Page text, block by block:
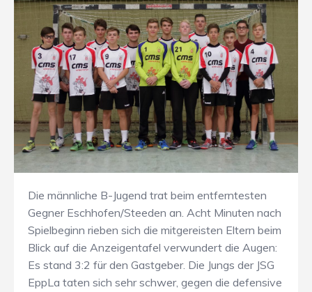
Die männliche B-Jugend trat beim entferntesten
Gegner Eschhofen/Steeden an. Acht Minuten nach
Spielbeginn rieben sich die mitgereisten Eltern beim
Blick auf die Anzeigentafel verwundert die Augen:
Es stand 3:2 für den Gastgeber. Die Jungs der JSG
EppLa taten sich sehr schwer, gegen die defensive